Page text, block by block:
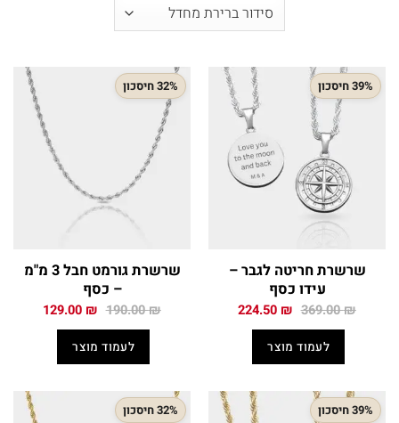
39% חיסכון
שרשרת חריטה לגבר –
עידו כסף
369.00₪ המחיר
369.00 ₪.
224.50 ₪ המחיר
לעמוד מוצר
32% חיסכון
שרשרת גורמט חבל 3 מ"מ
– כסף
190.00₪ המחיר
190.00 ₪.
129.00 ₪ המחיר
לעמוד מוצר
39% חיסכון 32% חיסכון